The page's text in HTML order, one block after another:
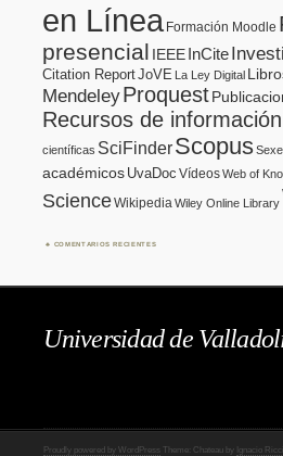
en Línea Formación Moodle
presencial IEEE InCite
Citation ReportJoVE La Ley Digital
MendeleyProquest
Recursos de información
científicas SciFinderScopus
académicos UvaDoc VídeosWeb of
ScienceWikipedia Wiley Online Library
COMENTARIOS RECIENTES
Universidad de
Proudly powered by WordPress Theme: Chateau by Ignacio Ricci